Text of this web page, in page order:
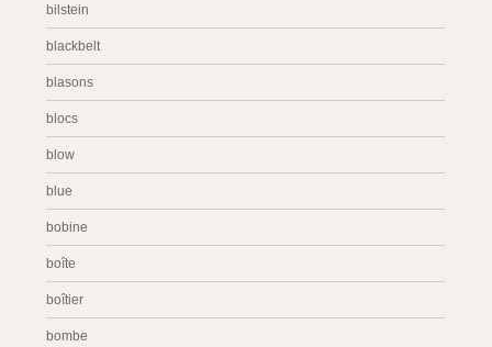
bilstein
blackbelt
blasons
blocs
blow
blue
bobine
boîte
boîtier
bombe